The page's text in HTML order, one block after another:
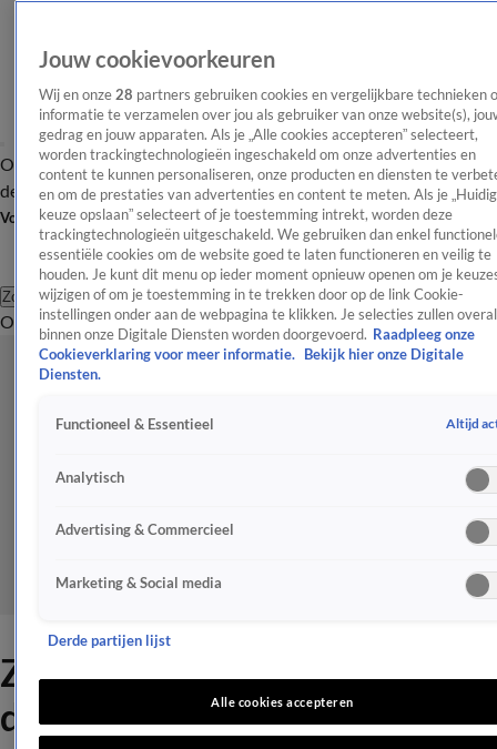
OverzichtAfleveringen Entertainment TV Algemeen
Tip
de redactieNieuwsbrief
Volg Shownieuws
Zoeken
OverzichtEntertainmentSpraakmakendRealityCrimeVideo's
ZIEN: Wesley Sneijder in
duet met... Glennis Grace
Jouw cookievoorkeuren
Wij en onze 28 partners gebruiken cookies en vergelijkbare technieken
informatie te verzamelen over jou als gebruiker van onze website(s),
gedrag en jouw apparaten. Als je „Alle cookies accepteren” selecteert,
worden trackingtechnologieën ingeschakeld om onze advertenties en
content te kunnen personaliseren, onze producten en diensten te
en om de prestaties van advertenties en content te meten. Als je
keuze opslaan” selecteert of je toestemming intrekt, worden deze
trackingtechnologieën uitgeschakeld. We gebruiken dan enkel
essentiële cookies om de website goed te laten functioneren en veilig te
houden. Je kunt dit menu op ieder moment opnieuw openen om je
wijzigen of om je toestemming in te trekken door op de link Cookie-
instellingen onder aan de webpagina te klikken. Je selecties zullen overal
binnen onze Digitale Diensten worden doorgevoerd. Raadpleeg onze
Cookieverklaring voor meer informatie.
Bekijk hier onze Digitale
Diensten.
Functioneel & Essentieel Altijd
Analytisch
Advertising & Commercieel
Marketing & Social media
Derde partijen lijst
Alle cookies accepteren